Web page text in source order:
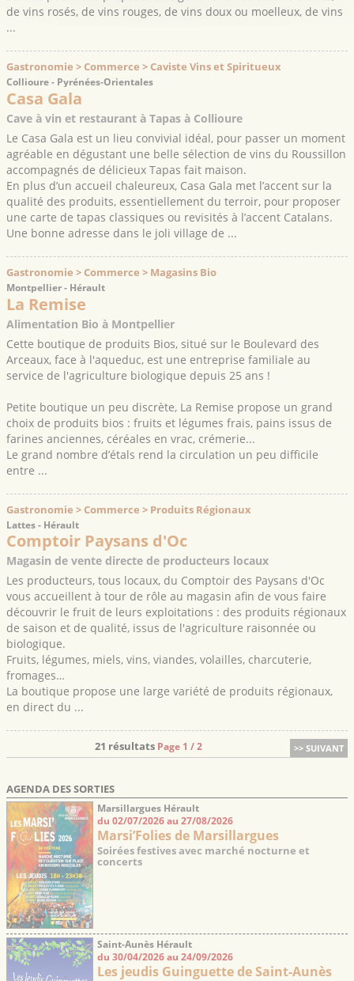
de vins rosés, de vins rouges, de vins doux ou moelleux, de vins
...
Gastronomie > Commerce > Caviste Vins et Spiritueux
Collioure - Pyrénées-Orientales
Casa Gala
Cave à vin et restaurant à Tapas à Collioure
Le Casa Gala est un lieu convivial idéal, pour passer un moment
agréable en dégustant une belle sélection de vins du Roussillon
accompagnés de délicieux Tapas fait maison.
En plus d’un accueil chaleureux, Casa Gala met l’accent sur la
qualité des produits, essentiellement du terroir, pour proposer
une carte de tapas classiques ou revisités à l’accent Catalans.
Une bonne adresse dans le joli village de ...
Gastronomie > Commerce > Magasins Bio
Montpellier - Hérault
La Remise
Alimentation Bio à Montpellier
Cette boutique de produits Bios, situé sur le Boulevard des
Arceaux, face à l'aqueduc, est une entreprise familiale au
service de l'agriculture biologique depuis 25 ans !
Petite boutique un peu discrète, La Remise propose un grand
choix de produits bios : fruits et légumes frais, pains issus de
farines anciennes, céréales en vrac, crémerie...
Le grand nombre d’étals rend la circulation un peu difficile
entre ...
Gastronomie > Commerce > Produits Régionaux
Lattes - Hérault
Comptoir Paysans d'Oc
Magasin de vente directe de producteurs locaux
Les producteurs, tous locaux, du Comptoir des Paysans d'Oc
vous accueillent à tour de rôle au magasin afin de vous faire
découvrir le fruit de leurs exploitations : des produits régionaux
de saison et de qualité, issus de l'agriculture raisonnée ou
biologique.
Fruits, légumes, miels, vins, viandes, volailles, charcuterie,
fromages…
La boutique propose une large variété de produits régionaux,
en direct du ...
>> SUIVANT
21 résultats Page 1 / 2
AGENDA DES SORTIES
Marsillargues Hérault
du 02/07/2026 au 27/08/2026
Marsi’Folies de Marsillargues
Soirées festives avec marché nocturne et
concerts
Saint-Aunès Hérault
du 30/04/2026 au 24/09/2026
Les jeudis Guinguette de Saint-Aunès